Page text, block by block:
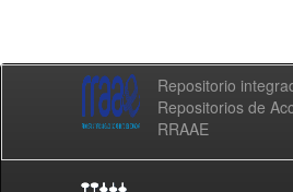
Repositorio
Repositorios de
RRAAE